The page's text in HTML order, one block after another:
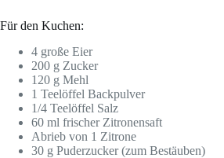
Für den Kuchen:
4 große Eier
200 g Zucker
120 g Mehl
1 Teelöffel Backpulver
1/4 Teelöffel Salz
60 ml frischer Zitronensaft
Abrieb von 1 Zitrone
30 g Puderzucker (zum Bestäuben)